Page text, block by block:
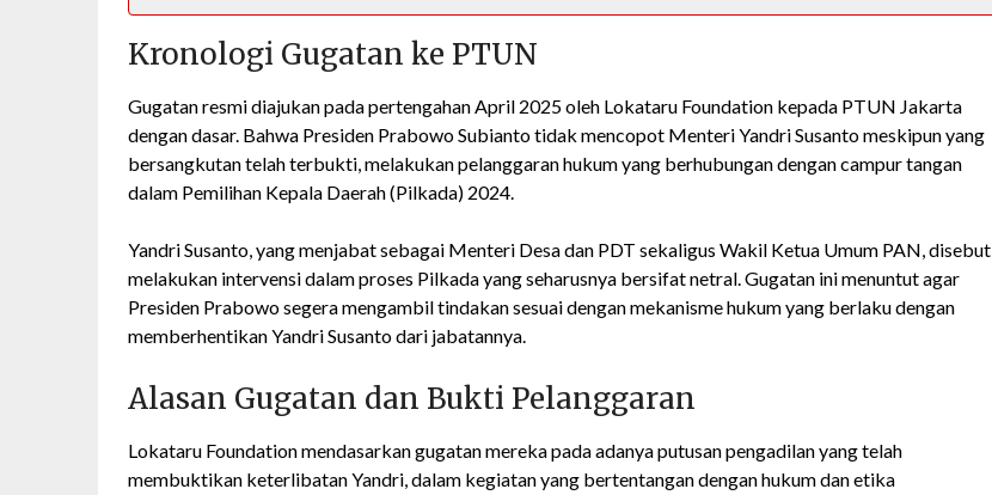
Kronologi Gugatan ke PTUN
Gugatan resmi diajukan pada pertengahan April 2025 oleh Lokataru Foundation kepada PTUN Jakarta
dengan dasar. Bahwa Presiden Prabowo Subianto tidak mencopot Menteri Yandri Susanto meskipun yang
bersangkutan telah terbukti, melakukan pelanggaran hukum yang berhubungan dengan campur tangan
dalam Pemilihan Kepala Daerah (Pilkada) 2024.
Yandri Susanto, yang menjabat sebagai Menteri Desa dan PDT sekaligus Wakil Ketua Umum PAN, disebut
melakukan intervensi dalam proses Pilkada yang seharusnya bersifat netral. Gugatan ini menuntut agar
Presiden Prabowo segera mengambil tindakan sesuai dengan mekanisme hukum yang berlaku dengan
memberhentikan Yandri Susanto dari jabatannya.
Alasan Gugatan dan Bukti Pelanggaran
Lokataru Foundation mendasarkan gugatan mereka pada adanya putusan pengadilan yang telah
membuktikan keterlibatan Yandri, dalam kegiatan yang bertentangan dengan hukum dan etika